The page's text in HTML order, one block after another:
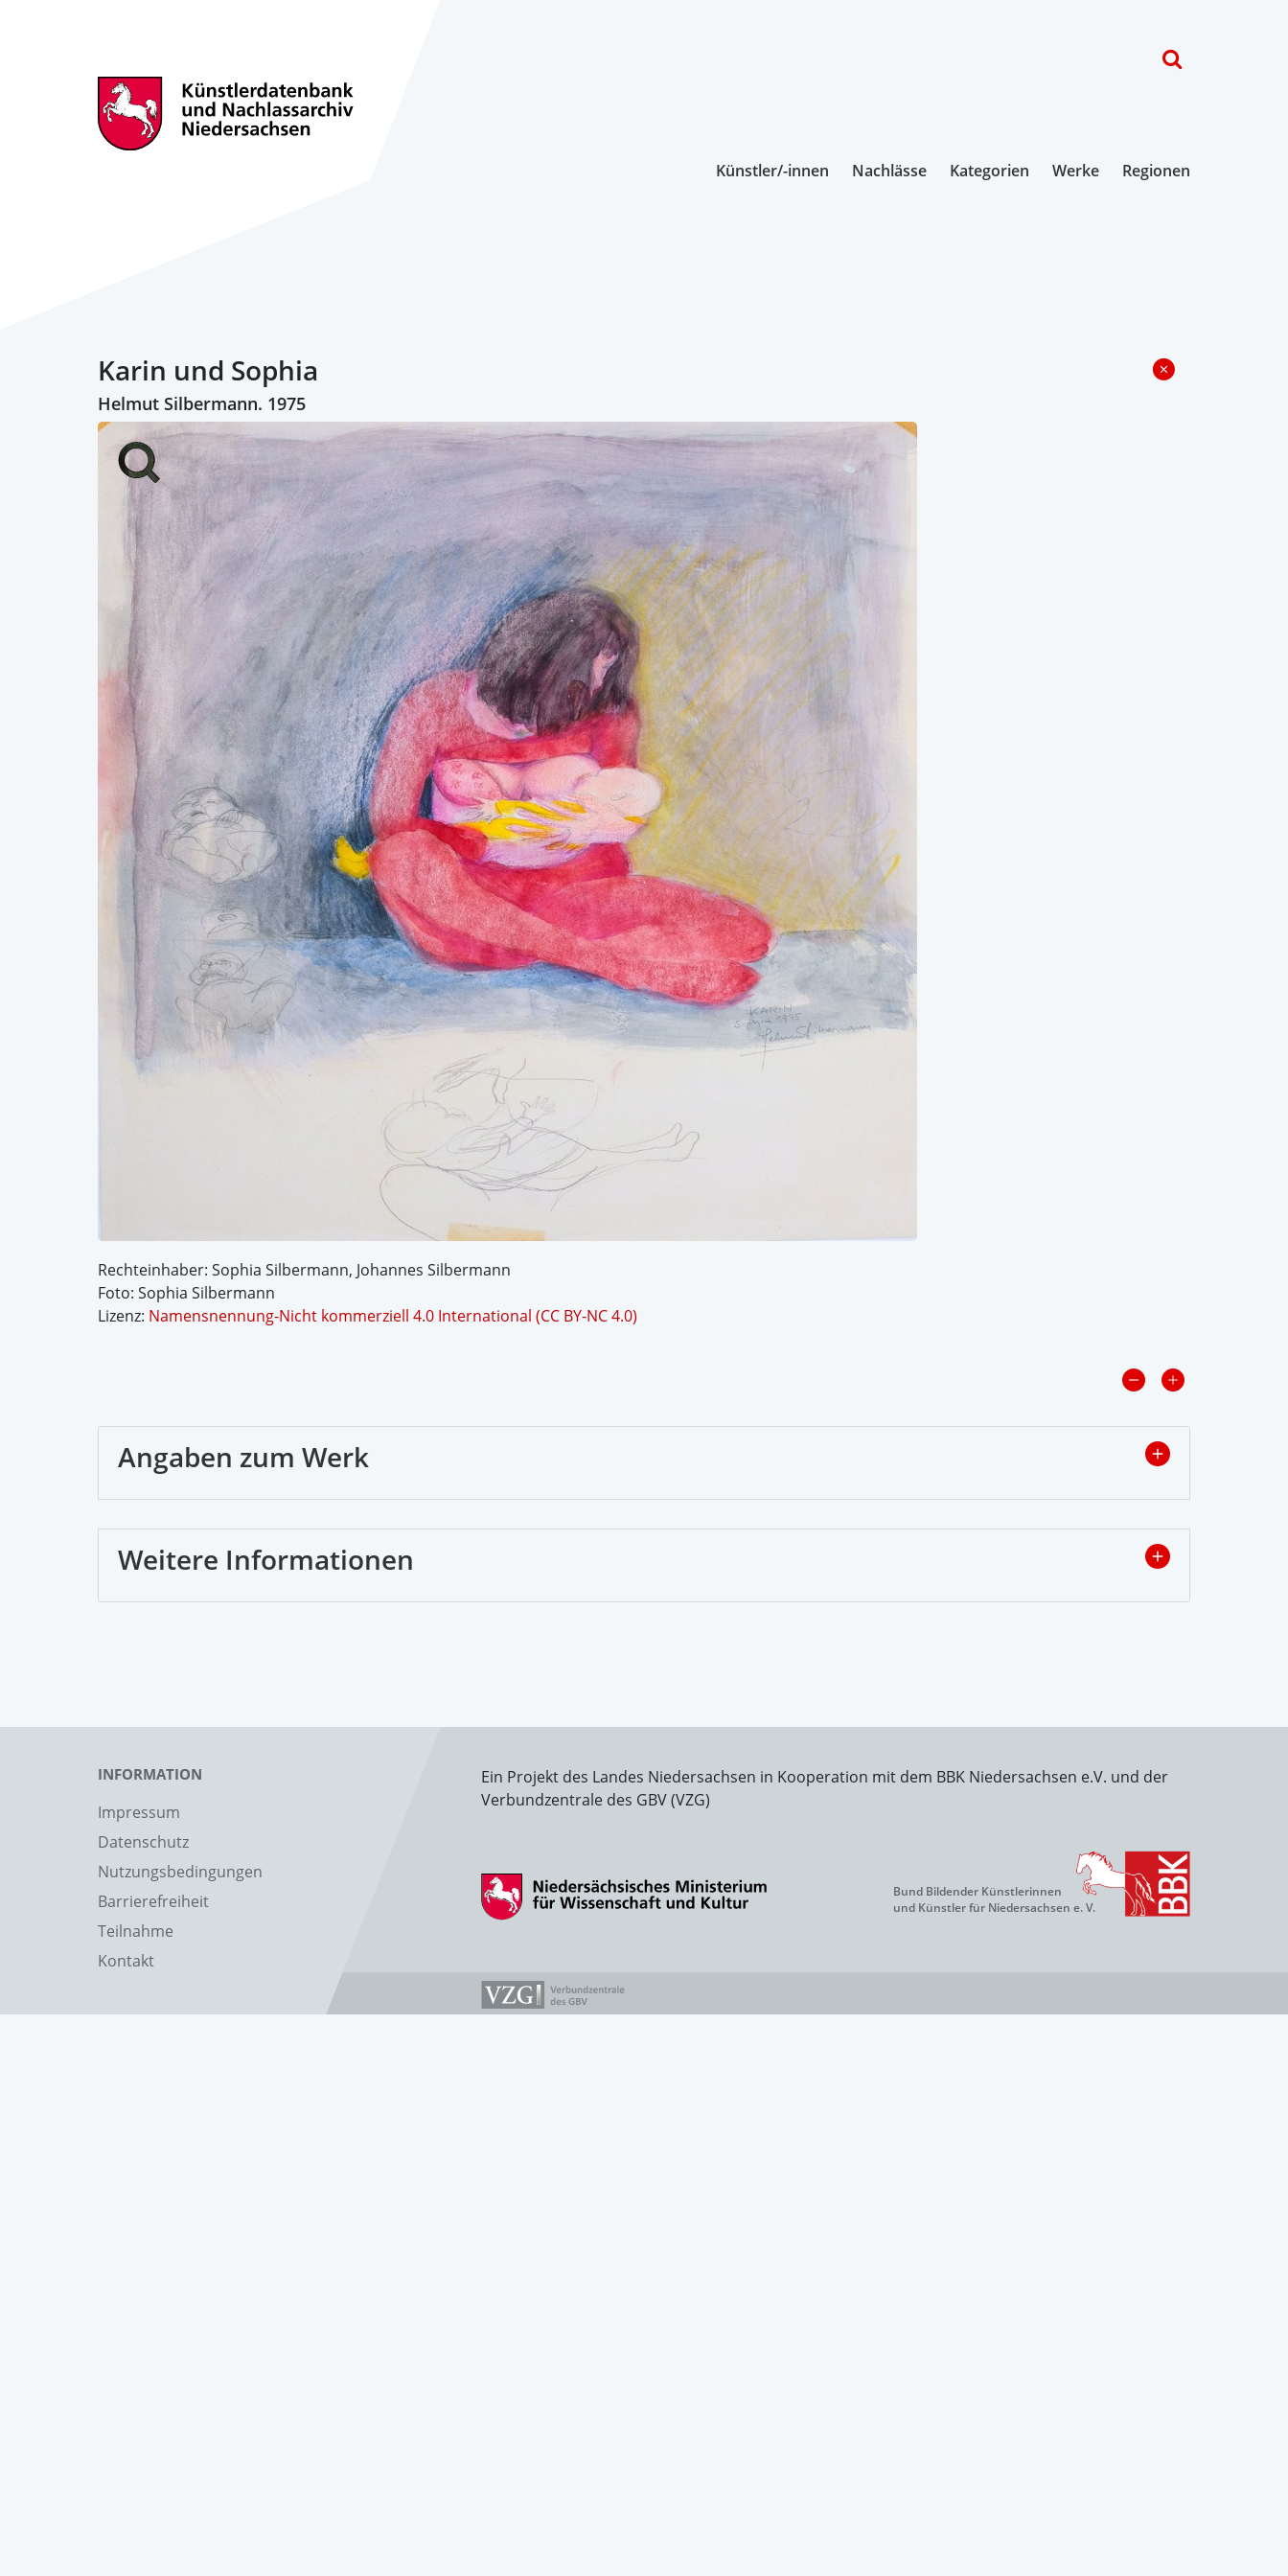
Künstler/-innen Nachlässe Kategorien Werke Regionen
Karin und Sophia
Helmut Silbermann. 1975
Rechteinhaber: Sophia Silbermann, Johannes Silbermann
Foto: Sophia Silbermann
Lizenz: Namensnennung-Nicht kommerziell 4.0 International (CC BY-NC 4.0)
Angaben zum Werk
Weitere Informationen
INFORMATION
Impressum
Datenschutz
Nutzungsbedingungen
Barrierefreiheit
Teilnahme
Kontakt
Ein Projekt des Landes Niedersachsen in Kooperation mit dem BBK Niedersachsen e.V. und der
Verbundzentrale des GBV (VZG)
Bund Bildender Künstlerinnen
und Künstler für Niedersachsen e. V.